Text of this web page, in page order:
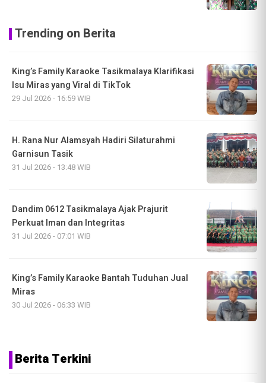
Trending on Berita
King’s Family Karaoke Tasikmalaya Klarifikasi
Isu Miras yang Viral di TikTok
29 Jul 2026 - 16:59 WIB
H. Rana Nur Alamsyah Hadiri Silaturahmi
Garnisun Tasik
31 Jul 2026 - 13:48 WIB
Dandim 0612 Tasikmalaya Ajak Prajurit
Perkuat Iman dan Integritas
31 Jul 2026 - 07:01 WIB
King’s Family Karaoke Bantah Tuduhan Jual
Miras
30 Jul 2026 - 06:33 WIB
Berita Terkini